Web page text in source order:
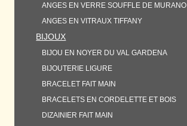
ANGES EN VERRE SOUFFLE DE MURANO
ANGES EN VITRAUX TIFFANY
BIJOUX
BIJOU EN NOYER DU VAL GARDENA
BIJOUTERIE LIGURE
BRACELET FAIT MAIN
BRACELETS EN CORDELETTE ET BOIS
DIZAINIER FAIT MAIN